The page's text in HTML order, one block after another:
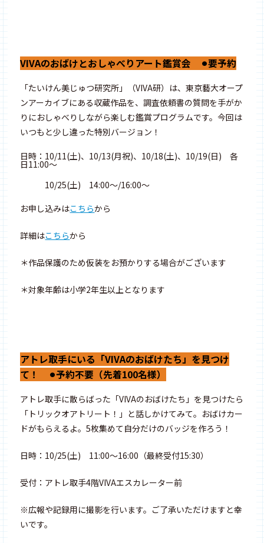
VIVAのおばけとおしゃべりアート鑑賞会 ⚫︎要予約
「たいけん美じゅつ研究所」（VIVA研）は、東京藝大オープ
ンアーカイブにある収蔵作品を、調査依頼書の質問を手がか
りにおしゃべりしながら楽しむ鑑賞プログラムです。今回は
いつもと少し違った特別バージョン！
日時：10/11(土)、10/13(月祝)、10/18(土)、10/19(日) 各
日11:00〜
10/25(土) 14:00〜/16:00〜
お申し込みはこちらから
詳細はこちらから
＊作品保護のため仮装をお預かりする場合がございます
＊対象年齢は小学2年生以上となります
アトレ取手にいる「VIVAのおばけたち」を見つけ
て！ ⚫︎予約不要（先着100名様）
アトレ取手に散らばった「VIVAのおばけたち」を見つけたら
「トリックオアトリート！」と話しかけてみて。おばけカー
ドがもらえるよ。5枚集めて自分だけのバッジを作ろう！
日時：10/25(土) 11:00〜16:00（最終受付15:30）
受付：アトレ取手4階VIVAエスカレーター前
※広報や記録用に撮影を行います。ご了承いただけますと幸
いです。